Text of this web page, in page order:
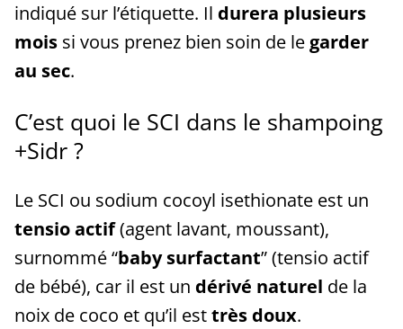
indiqué sur l’étiquette. Il durera plusieurs
mois si vous prenez bien soin de le garder
au sec.
C’est quoi le SCI dans le shampoing
+Sidr ?
Le SCI ou sodium cocoyl isethionate est un
tensio actif(agent lavant, moussant),
surnommé “baby surfactant” (tensio actif
de bébé), car il est un dérivé naturel de la
noix de coco et qu’il esttrès doux.